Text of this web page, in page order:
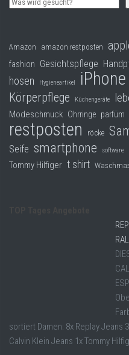
Amazon amazon restposten
fashion Gesichtspflege
hosen Hygieneartikel iPhone
Körperpflege Küchengeräte
Modeschmuck Ohrringe parfüm
restposten röcke
Seife smartphone software
Tommy Hilfiger t shirt
sortiert Damen: 8x Replay Jeans
Calvin Klein Jeans 1x Tommy